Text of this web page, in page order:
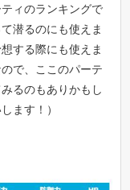
ィのランキングで
潜るのにも使えま
する際にも使えま
で、ここのパーテ
るのもありかもし
ます！）